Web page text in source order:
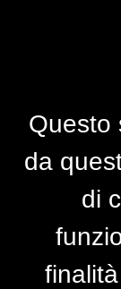
Questo
da
di